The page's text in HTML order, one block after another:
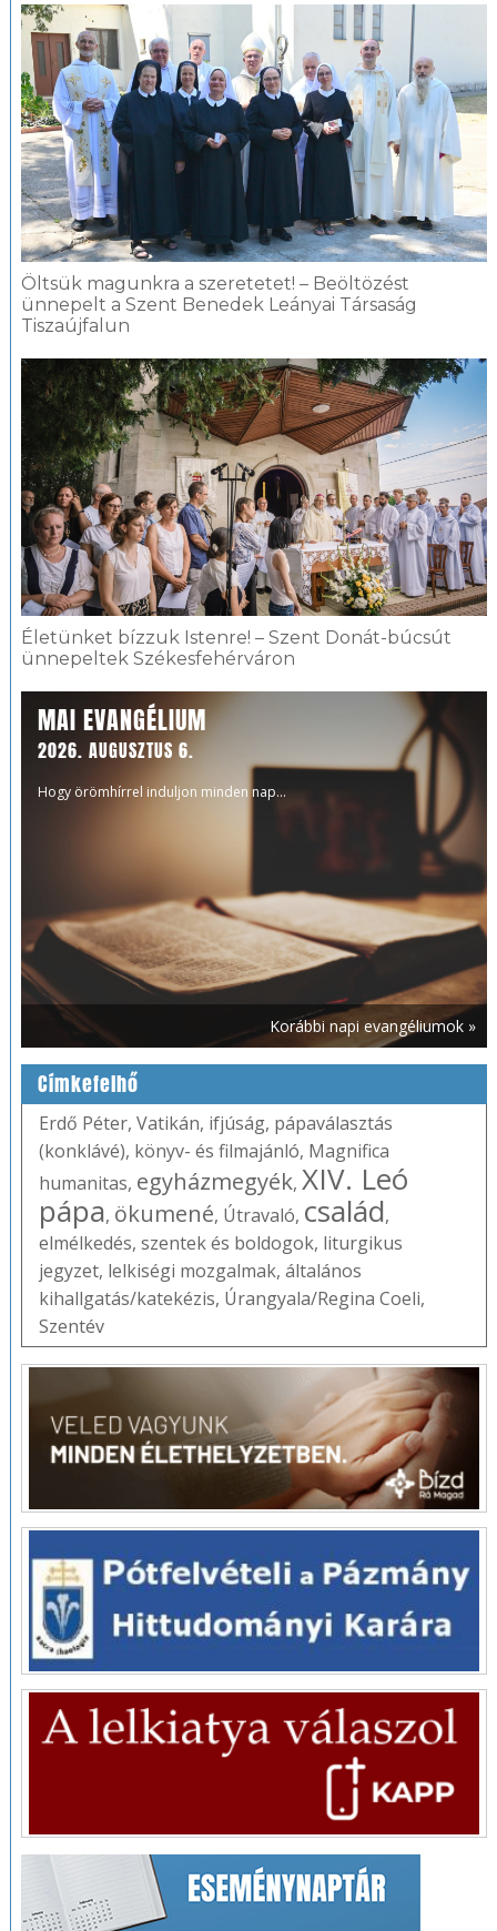
Öltsük magunkra a szeretetet! – Beöltözést
ünnepelt a Szent Benedek Leányai Társaság
Tiszaújfalun
Életünket bízzuk Istenre! – Szent Donát-búcsút
ünnepeltek Székesfehérváron
MAI EVANGÉLIUM
2026. AUGUSZTUS 6.
Hogy örömhírrel induljon minden nap...
Korábbi napi evangéliumok »
Címkefelhő
Erdő Péter, Vatikán, ifjúság, pápaválasztás
(konklávé), könyv- és filmajánló, Magnifica
humanitas, egyházmegyék, XIV. Leó
pápa, ökumené, Útravaló, család,
elmélkedés, szentek és boldogok, liturgikus
jegyzet, lelkiségi mozgalmak, általános
kihallgatás/katekézis, Úrangyala/Regina Coeli,
Szentév